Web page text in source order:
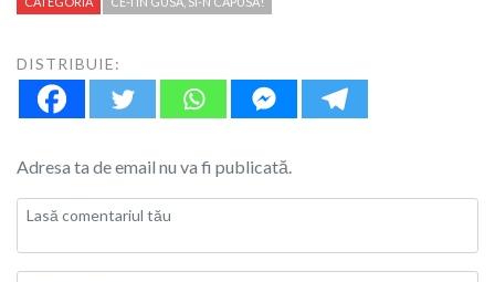
DISTRIBUIE:
Adresa ta de email nu va fi publicată.